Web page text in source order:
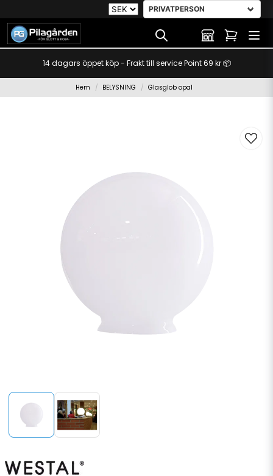
14 dagars öppet köp - Frakt till service Point 69 kr 📦
Hem BELYSNING Glasglob opal